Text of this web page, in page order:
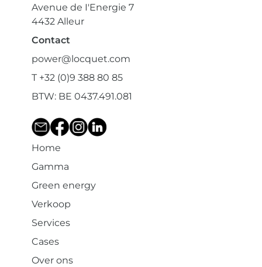
Avenue de I'Energie 7
4432 Alleur
Contact
power@locquet.com
T +32 (0)9 388 80 85
BTW: BE 0437.491.081
Home
Gamma
Green energy
Verkoop
Services
Cases
Over ons